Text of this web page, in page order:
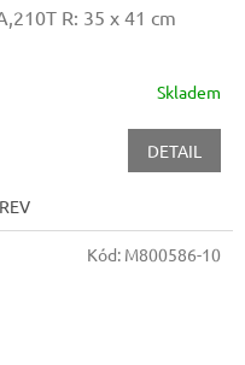
R: 35 x 41 cm
Skladem
DETAIL
Kód: M800586-10